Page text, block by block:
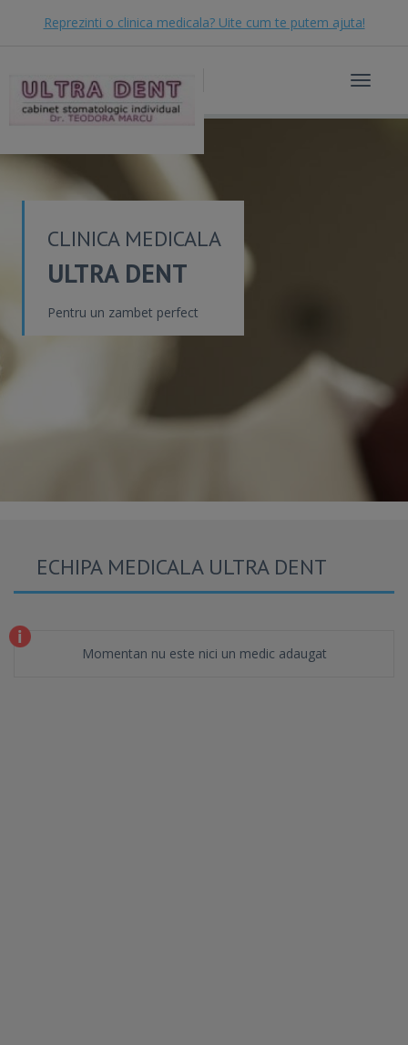
Reprezinti o clinica medicala? Uite cum te putem ajuta!
Toggle
CLINICA MEDICALA
ULTRA DENT
Pentru un zambet perfect
ECHIPA MEDICALA ULTRA DENT
Momentan nu este nici un medic adaugat